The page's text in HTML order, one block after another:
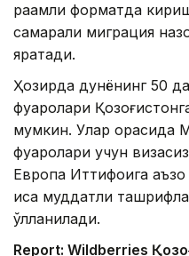
рақамли форматда
самарали миграция
яратади.
Ҳозирда дунёнинг 50
фуқаролари
мумкин. Улар орасида
фуқаролари учун
Европа Иттифоқига
қисқа муддатли
қўлланилади.
Report: Wildberries